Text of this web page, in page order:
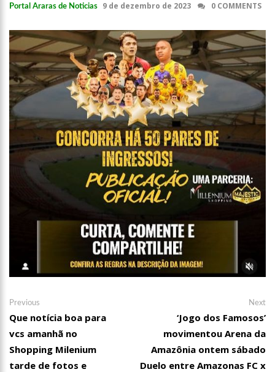
Portal Araras de Noticias 9 de dezembro de 2023 0 COMMENTS
Navegação
de
Post
Previous
post:
Que notícia boa para
vcs amanhã no
Shopping Milenium
tarde de fotos e
Next
‘Jogo dos Famosos’
movimentou Arena da
Amazônia ontem sábado
Duelo entre Amazonas FC x